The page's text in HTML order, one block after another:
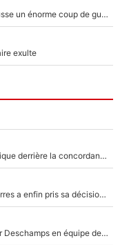
Victime de racisme contre Murray, Kyrgios pousse un énorme coup de gueule !
exulte
Mercato Analyse : Vincius Jr-Diomandé, la logique derrière la concordance des temps
Rester à Barcelone ou partir au PSG, Ferran Torres a enfin pris sa décision : La course contre la montre est lancée !
Le jour où Zinedine Zidane a fait craquer Didier Deschamps en équipe de France : «Je m’en suis voulu», l’ancien sélectionneur a regretté son geste !